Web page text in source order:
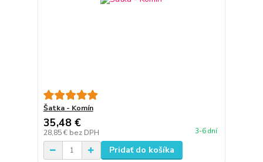
Šatka - Komín
35,48 €
28,85 € bez DPH 3-6 dní
Pridať do košíka